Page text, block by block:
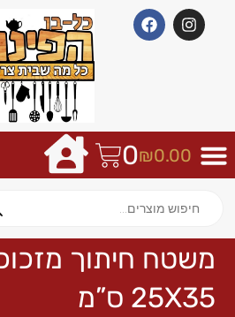
₪0.00
0
משטח חיתוך
25X35 ס”מ